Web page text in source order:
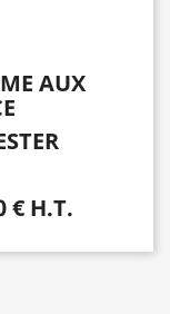
AUX
€ H.T.